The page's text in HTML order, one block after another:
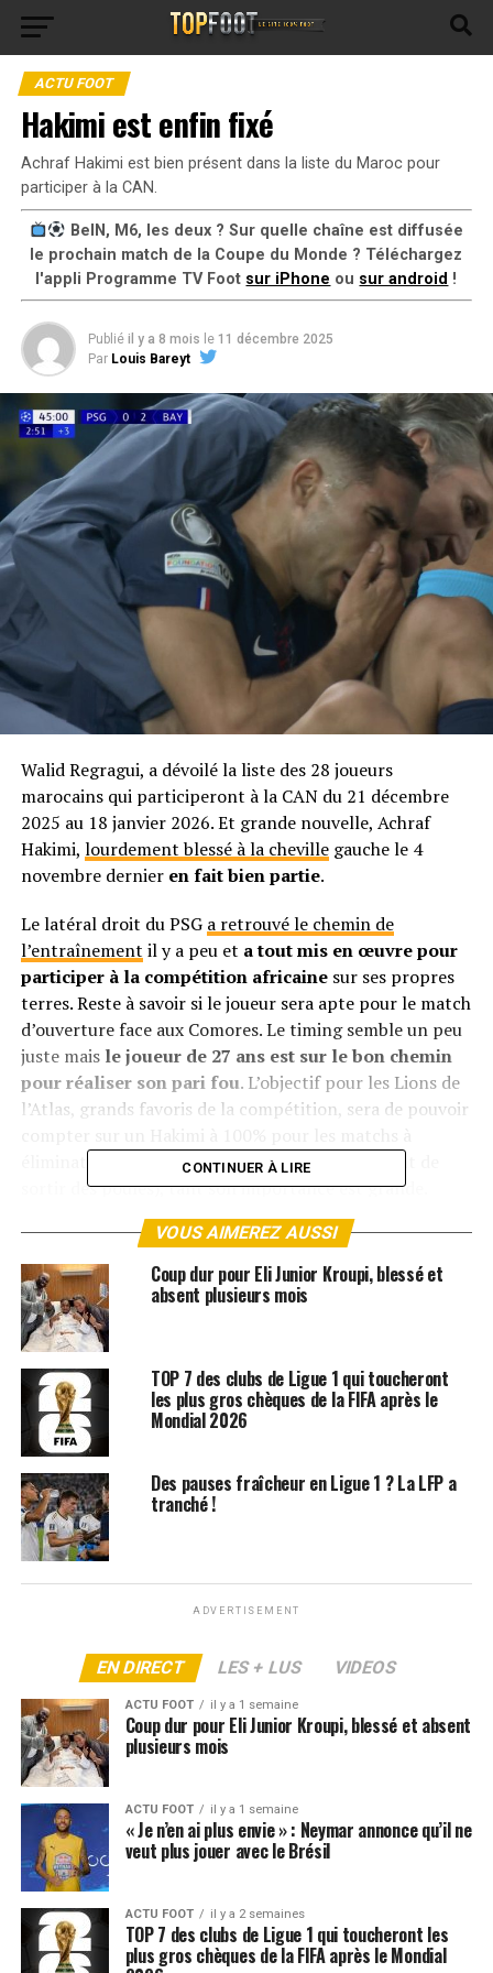
ACTU FOOT
Hakimi est enfin fixé
Achraf Hakimi est bien présent dans la liste du Maroc pour
participer à la CAN.
BeIN, M6, les deux ? Sur quelle chaîne est diffusée
le prochain match de la Coupe du Monde ? Téléchargez
l'appli Programme TV Foot sur iPhone ou sur android !
Publié il y a 8 mois le 11 décembre 2025
Par Louis Bareyt
Walid Regragui, a dévoilé la liste des 28 joueurs
marocains qui participeront à la CAN du 21 décembre
2025 au 18 janvier 2026. Et grande nouvelle, Achraf
Hakimi, lourdement blessé à la chevillegauche le 4
novembre dernier en fait bien partie.
Le latéral droit du PSG a retrouvé le chemin de
l’entraînement il y a peu et a tout mis en œuvre pour
participer à la compétition africainesur ses propres
terres. Reste à savoir si le joueur sera apte pour le match
d’ouverture face aux Comores. Le timing semble un peu
juste mais le joueur de 27 ans est sur le bon chemin
pour réaliser son pari fou. L’objectif pour les Lions de
l’Atlas, grands favoris de la compétition, sera de pouvoir
élimination directe (à condition bien évidemment de
sortir des poules), tant son importance est grande.
À noter que sans surprise et malgré une pubalgie,le
défenseur de l’OM Nayef Aguerd est bien présent
alors que l’attaquant lillois Hamza Igamane, touché aux
adducteurs, a été convié mais comme réserviste.
ARTICLES LIÉS: PSG
SUIVANT
Les dirigeants posent un ultimatum à Xabi Alonso
NE RATEZ PAS
Le PSG bientôt injouable : la grosse annonce de Luis
Enrique
CONTINUER À LIRE
VOUS AIMEREZ AUSSI
Coup dur pour Eli Junior Kroupi, blessé et
absent plusieurs mois
TOP 7 des clubs de Ligue 1 qui toucheront
les plus gros chèques de la FIFA après le
Mondial 2026
Des pauses fraîcheur en Ligue 1 ? La LFP a
tranché !
ADVERTISEMENT
EN DIRECT LES + LUS VIDEOS
ACTU FOOT il y a 1 semaine
Coup dur pour Eli Junior Kroupi, blessé et absent
plusieurs mois
ACTU FOOT il y a 1 semaine
« Je n’en ai plus envie » : Neymar annonce qu’il ne
veut plus jouer avec le Brésil
ACTU FOOT il y a 2 semaines
TOP 7 des clubs de Ligue 1 qui toucheront les
plus gros chèques de la FIFA après le Mondial